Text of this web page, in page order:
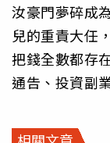
汝豪門夢碎成
兒的重責大任
把錢全數都存
通告、投資副